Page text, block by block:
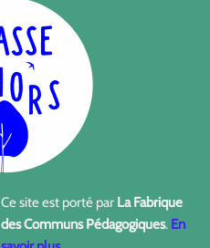
Ce site est porté par La Fabrique
des Communs Pédagogiques. En